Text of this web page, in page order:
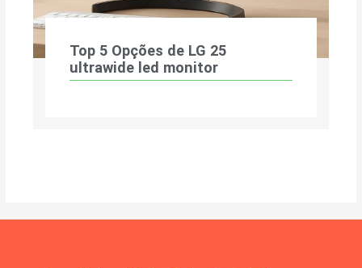
Top 5 Opções de LG 25
ultrawide led monitor